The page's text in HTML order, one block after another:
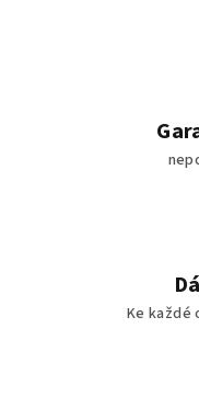
Ke každé